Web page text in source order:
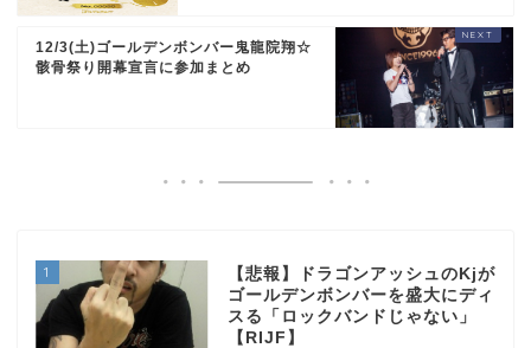
12/3(土)ゴールデンボンバー鬼龍院翔☆
骸骨祭り開幕宣言に参加まとめ
1
【悲報】ドラゴンアッシュのKjが
ゴールデンボンバーを盛大にディ
スる「ロックバンドじゃない」
【RIJF】